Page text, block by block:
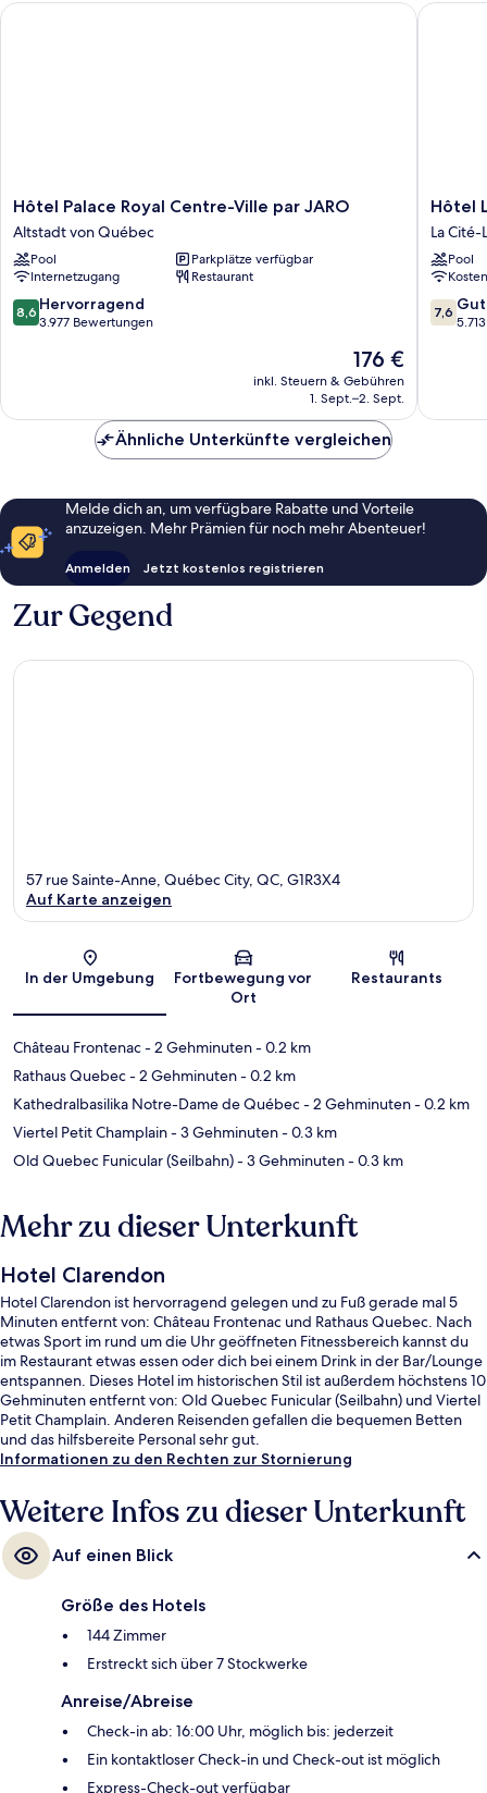
Hôtel
Palace
Royal
Centre-
Ville
par
JARO
Hôtel Palace Royal Centre-Ville par JARO
Altstadt von Québec
Pool
Parkplätze verfügbar
Internetzugang
Restaurant
8.6
von
8,6 Hervorragend
3.977 Bewertungen
Der
Preis
beträgt
176 €
inkl. Steuern & Gebühren
1. Sept.–2. Sept.
Hôtel Palace Royal Centre-Ville par JARO
Hôtel
Le
Québec
La
Cité-
Limoilou
Hôtel
La Cité-
Pool
7.6
von
7,6 Gut
Hôtel
Ähnliche Unterkünfte vergleichen
Melde dich an, um verfügbare Rabatte und Vorteile
anzuzeigen. Mehr Prämien für noch mehr Abenteuer!
Anmelden Jetzt kostenlos registrieren
Zur Gegend
Karte
57 rue Sainte-Anne, Québec City, QC, G1R3X4
Auf Karte anzeigen
In der Umgebung
Fortbewegung vor
Ort
Restaurants
Château Frontenac- 2 Gehminuten- 0.2 km
Rathaus Quebec- 2 Gehminuten- 0.2 km
Kathedralbasilika Notre-Dame de Québec- 2 Gehminuten- 0.2 km
Viertel Petit Champlain- 3 Gehminuten- 0.3 km
Old Quebec Funicular (Seilbahn)- 3 Gehminuten- 0.3 km
Mehr zu dieser Unterkunft
Hotel Clarendon
Hotel Clarendon ist hervorragend gelegen und zu Fuß gerade mal 5
Minuten entfernt von: Château Frontenac und Rathaus Quebec. Nach
etwas Sport im rund um die Uhr geöffneten Fitnessbereich kannst du
im Restaurant etwas essen oder dich bei einem Drink in der Bar/Lounge
entspannen. Dieses Hotel im historischen Stil ist außerdem höchstens 10
Gehminuten entfernt von: Old Quebec Funicular (Seilbahn) und Viertel
Petit Champlain. Anderen Reisenden gefallen die bequemen Betten
und das hilfsbereite Personal sehr gut.
Informationen zu den Rechten zur Stornierung
Weitere Infos zu dieser Unterkunft
Auf einen Blick
Größe des Hotels
144 Zimmer
Erstreckt sich über 7 Stockwerke
Anreise/Abreise
Check-in ab: 16:00 Uhr, möglich bis: jederzeit
Ein kontaktloser Check-in und Check-out ist möglich
Express-Check-out verfügbar